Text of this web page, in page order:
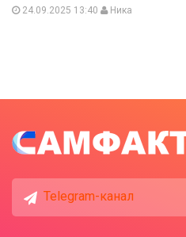
24.09.2025 13:40 Ника
Telegram-канал